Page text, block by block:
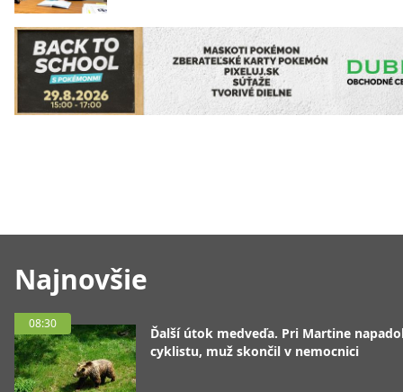
Najnovšie
08:30
Ďalší útok medveďa. Pri Martine
cyklistu, muž skončil v nemocnici